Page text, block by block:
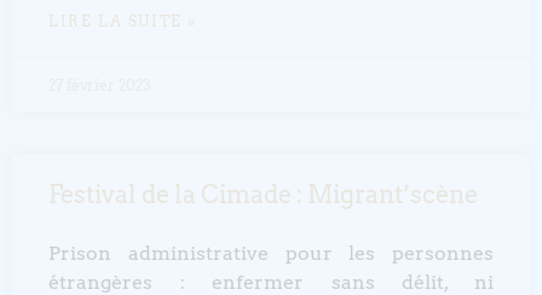
LIRE LA SUITE »
Festival de la Cimade : Migrant’scène
Prison administrative pour les personnes
étrangères : enfermer sans délit, ni